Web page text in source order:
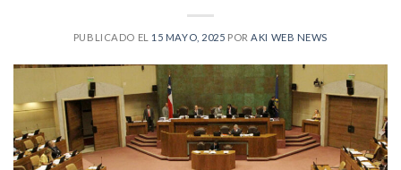
PUBLICADO EL 15 MAYO, 2025 POR AKI WEB NEWS